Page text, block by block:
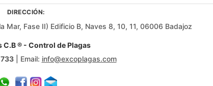
DIRECCIÓN:
Mar, Fase II) Edificio B, Naves 8, 10, 11, 06006 Badajoz
C.B ® - Control de Plagas
| Email: info@excoplagas.com